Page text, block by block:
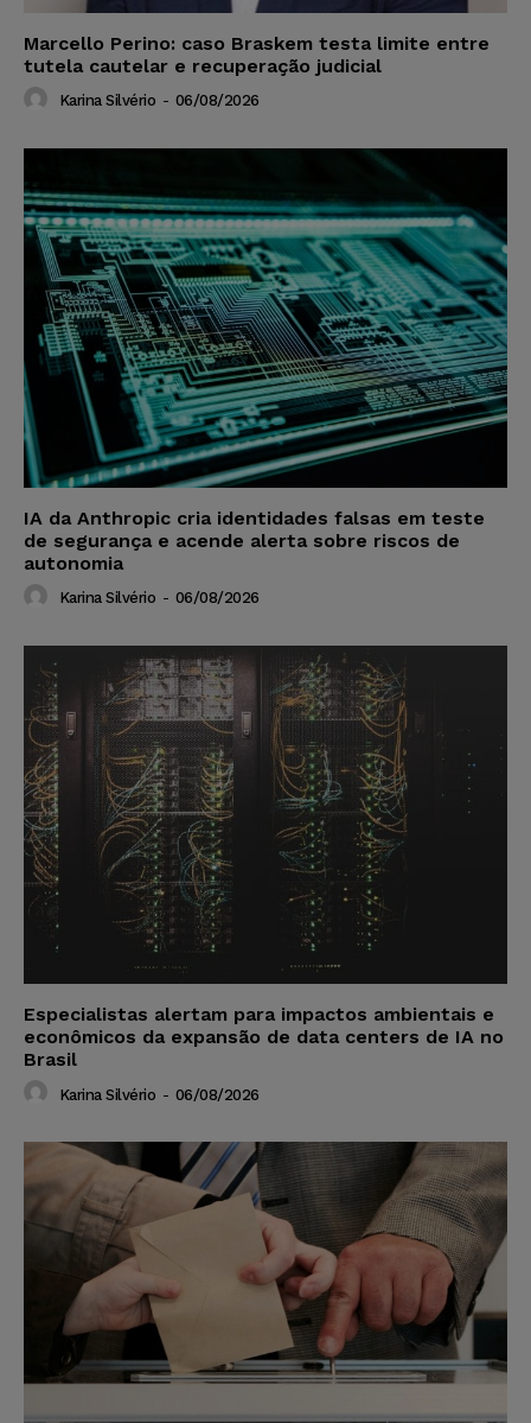
Marcello Perino: caso Braskem testa limite entre
tutela cautelar e recuperação judicial
Karina Silvério - 06/08/2026
IA da Anthropic cria identidades falsas em teste
de segurança e acende alerta sobre riscos de
autonomia
Karina Silvério - 06/08/2026
Especialistas alertam para impactos ambientais e
econômicos da expansão de data centers de IA no
Brasil
Karina Silvério - 06/08/2026